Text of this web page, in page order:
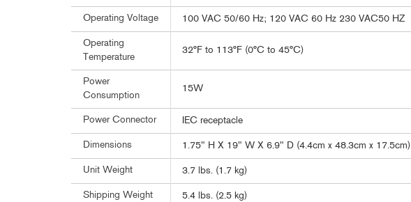
Operating Voltage 100 VAC 50/60 Hz; 120 VAC 60 Hz 230 VAC50 HZ
Operating
Temperature
32°F to 113°F (0°C to 45°C)
Power
Consumption
15W
Power Connector IEC receptacle
Dimensions 1.75" H X 19" W X 6.9" D (4.4cm x 48.3cm x 17.5cm)
Unit Weight 3.7 lbs. (1.7 kg)
Shipping Weight 5.4 lbs. (2.5 kg)